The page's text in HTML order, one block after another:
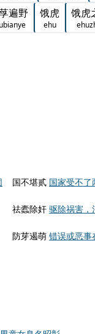
遍野 饿虎
ehu
饿虎
国不堪贰 国家受不了
祛蠹除奸 驱除祸害，
防芽遏萌 错误或恶事